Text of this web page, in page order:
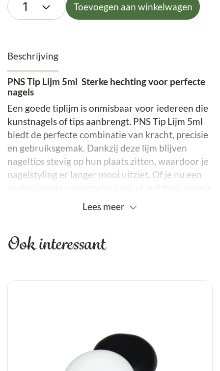
Toevoegen aan winkelwagen
Beschrijving
PNS Tip Lijm 5ml Sterke hechting voor perfecte
nagels
Een goede tiplijm is onmisbaar voor iedereen die
kunstnagels of tips aanbrengt. PNS Tip Lijm 5ml
biedt de perfecte combinatie van kracht, precisie
en gebruiksgemak. Dankzij deze lijm blijven
nageltips stevig op hun plaats zitten, waardoor je
nagelstyling er langer mooi uitziet. Of je nu een
doet, deze lijm is een betrouwbaar hulpmiddel.
Allereerst staat PNS Tip Lijm bekend om zijn
sterke hechting. Hierdoor blijven nageltips veilig
Verder is de verpakking compact en
gebruiksvriendelijk. De 5ml flacon heeft een fijne
precisietip, waardoor je de lijm nauwkeurig kunt
Lees meer
Ook interessant